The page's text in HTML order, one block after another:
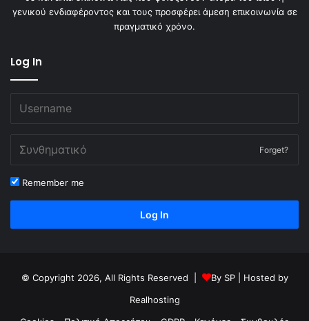
γενικού ενδιαφέροντος και τους προσφέρει άμεση επικοινωνία σε
πραγματικό χρόνο.
Log In
Forget?
Remember me
Log In
© Copyright 2026, All Rights Reserved | By SP| Hosted by
Realhosting